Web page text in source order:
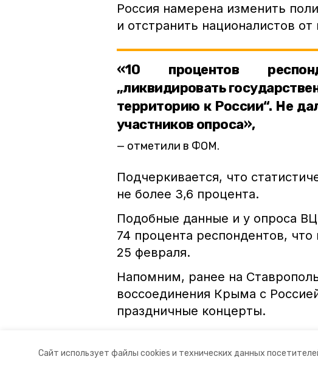
Сайт использует файлы cookies и технических данных
Россия намерена изменить
и отстранить националистов от
«10 процентов
„ликвидировать
территорию к России“. Не
участников опроса»,
отметили в ФОМ.
Подчеркивается, что
не более 3,6 процента.
Подобные данные и у опроса
74 процента респондентов,
25 февраля.
Напомним, ранее на
воссоединения Крыма с
праздничные концерты.